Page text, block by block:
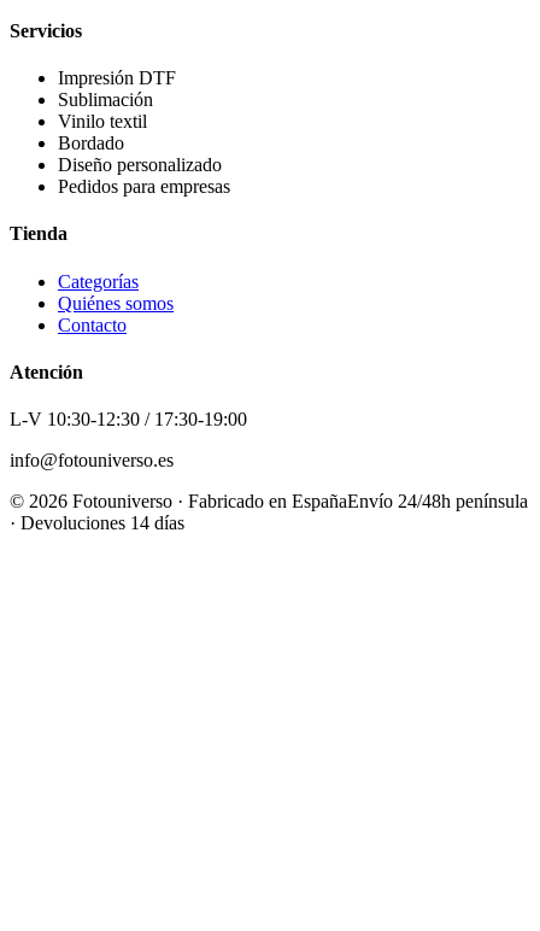
Servicios
Impresión DTF
Sublimación
Vinilo textil
Bordado
Diseño personalizado
Pedidos para empresas
Tienda
Categorías
Quiénes somos
Contacto
Atención
L-V 10:30-12:30 / 17:30-19:00
info@fotouniverso.es
© 2026 Fotouniverso · Fabricado en EspañaEnvío 24/48h península
· Devoluciones 14 días